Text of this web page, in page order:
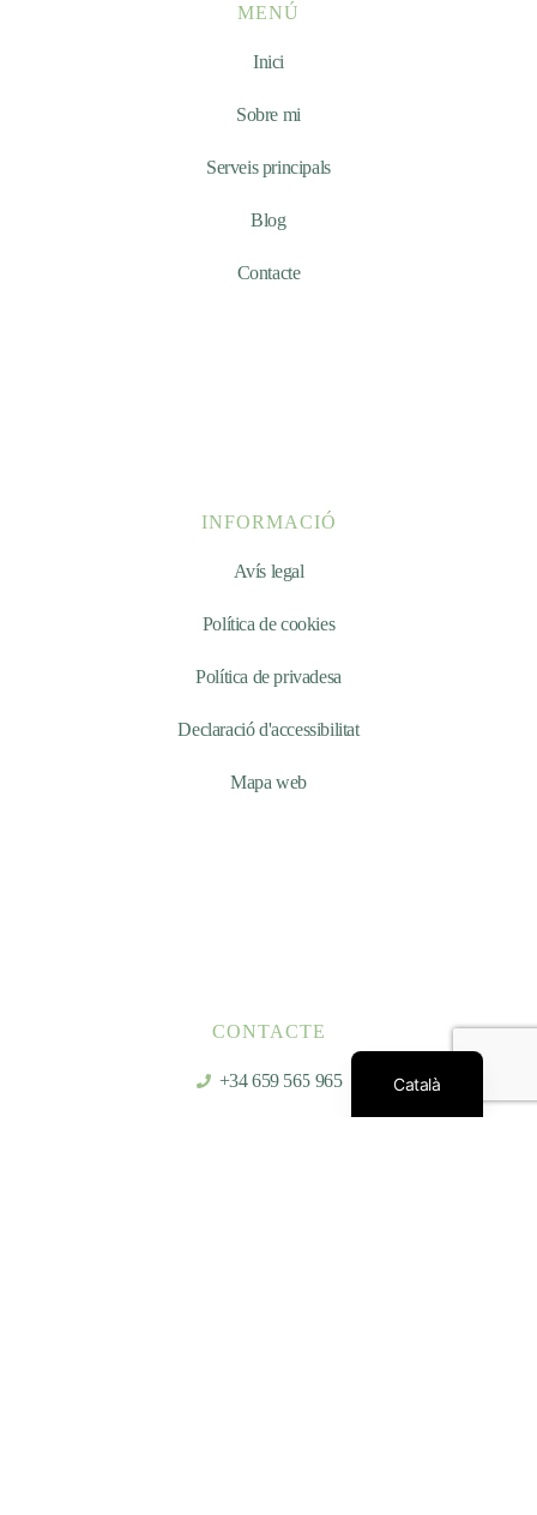
MENÚ
Inici
Sobre mi
Serveis principals
Blog
Contacte
INFORMACIÓ
Avís legal
Política de cookies
Política de privadesa
Declaració d'accessibilitat
Mapa web
CONTACTE
+34 659 565 965 Català